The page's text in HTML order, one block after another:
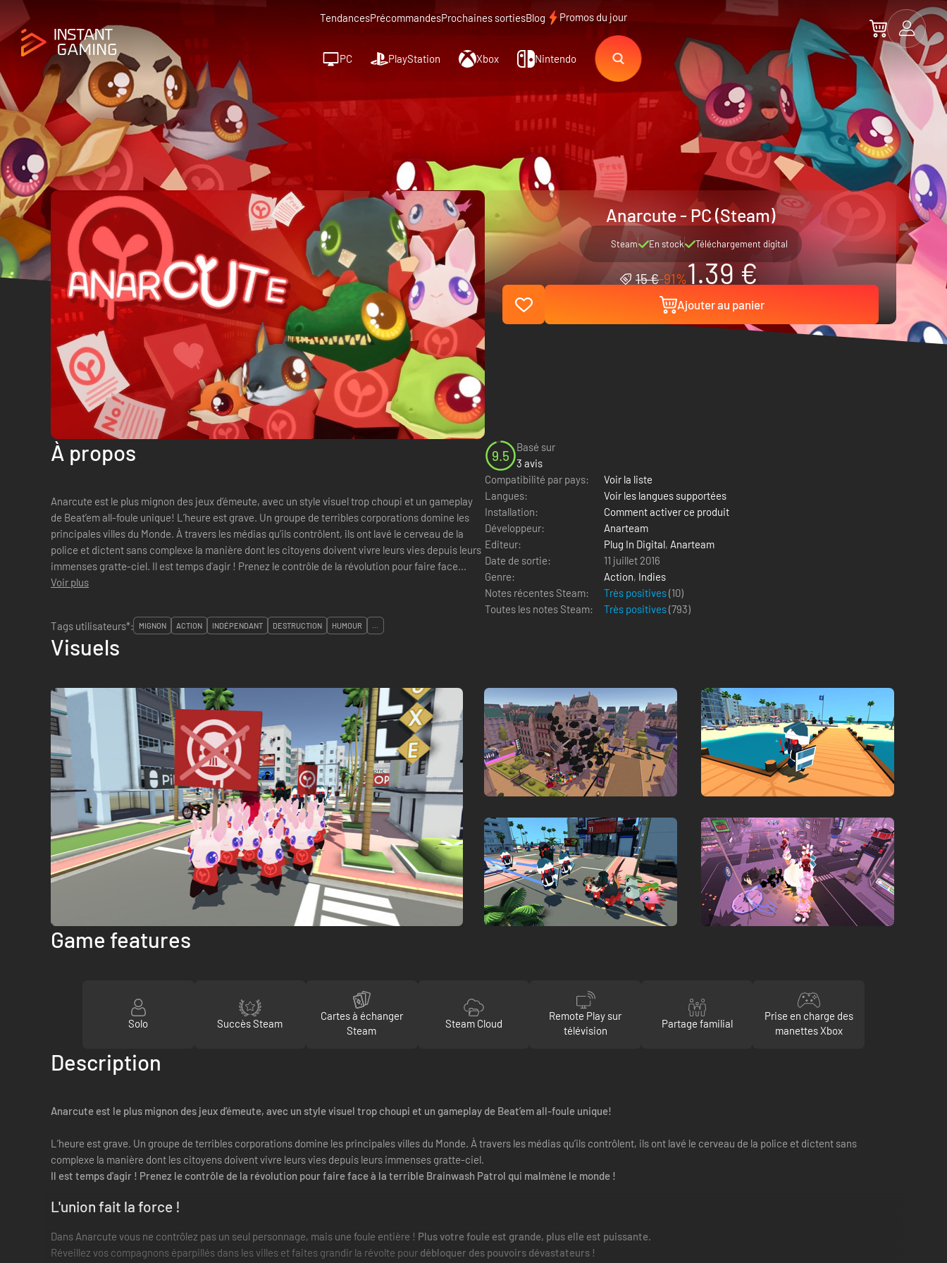
TendancesPrécommandesProchaines sortiesBlog Promos du jour
PC PlayStation Xbox Nintendo
Anarcute - PC (Steam)
Steam En stock Téléchargement digital
15 €-91%1.39 €
Ajouter au panier
À propos
Anarcute est le plus mignon des jeux d’émeute, avec un style visuel trop choupi et un gameplay
de Beat’em all-foule unique! L’heure est grave. Un groupe de terribles corporations domine les
principales villes du Monde. À travers les médias qu’ils contrôlent, ils ont lavé le cerveau de la
police et dictent sans complexe la manière dont les citoyens doivent vivre leurs vies depuis leurs
immenses gratte-ciel. Il est temps d'agir ! Prenez le contrôle de la révolution pour faire face...
Voir plus
9.5
Basé sur
3 avis
Compatibilité par pays:
Voir la liste
Langues:
Voir les langues supportées
Installation:
Comment activer ce produit
Développeur:
Anarteam
Editeur:
Plug In Digital, Anarteam
Date de sortie:
11 juillet 2016
Genre:
Action, Indies
Notes récentes Steam:
Très positives(10)
Toutes les notes Steam:
Très positives(793)
Tags utilisateurs*:
MIGNON ACTION INDÉPENDANT DESTRUCTION HUMOUR ...
Visuels
Game features
Solo Succès Steam
Cartes à échanger
Steam
Steam Cloud
Remote Play sur
télévision
Partage familial
Prise en charge des
manettes Xbox
Description
Anarcute est le plus mignon des jeux d’émeute, avec un style visuel trop choupi et un gameplay de Beat’em all-foule unique!
L’heure est grave. Un groupe de terribles corporations domine les principales villes du Monde. À travers les médias qu’ils contrôlent, ils ont lavé le cerveau de la police et dictent sans
complexe la manière dont les citoyens doivent vivre leurs vies depuis leurs immenses gratte-ciel.
Il est temps d'agir ! Prenez le contrôle de la révolution pour faire face à la terrible Brainwash Patrol qui malmène le monde !
L'union fait la force !
Dans Anarcute vous ne contrôlez pas un seul personnage, mais une foule entière ! Plus votre foule est grande, plus elle est puissante.
Réveillez vos compagnons éparpillés dans les villes et faites grandir la révolte pour débloquer des pouvoirs dévastateurs !